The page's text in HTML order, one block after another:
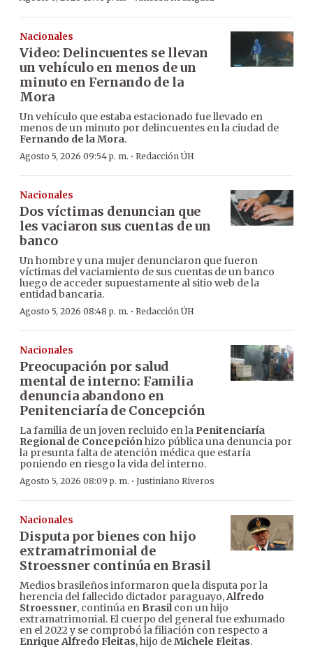
Nacionales
Video: Delincuentes se llevan
un vehículo en menos de un
minuto en Fernando de la
Mora
Un vehículo que estaba estacionado fue llevado en
menos de un minuto por delincuentes en la ciudad de
Fernando de la Mora.
Agosto 5, 2026 09:54 p. m. · Redacción ÚH
Nacionales
Dos víctimas denuncian que
les vaciaron sus cuentas de un
banco
Un hombre y una mujer denunciaron que fueron
víctimas del vaciamiento de sus cuentas de un banco
luego de acceder supuestamente al sitio web de la
entidad bancaria.
Agosto 5, 2026 08:48 p. m. · Redacción ÚH
Nacionales
Preocupación por salud
mental de interno: Familia
denuncia abandono en
Penitenciaría de Concepción
La familia de un joven recluido en la Penitenciaría
Regional de Concepciónhizo pública una denuncia por
la presunta falta de atención médica que estaría
poniendo en riesgo la vida del interno.
Agosto 5, 2026 08:09 p. m. · Justiniano Riveros
Nacionales
Disputa por bienes con hijo
extramatrimonial de
Stroessner continúa en Brasil
Medios brasileños informaron que la disputa por la
herencia del fallecido dictador paraguayo,Alfredo
Stroessner, continúa en Brasilcon un hijo
extramatrimonial. El cuerpo del general fue exhumado
en el 2022 y se comprobó la filiación con respecto a
Enrique Alfredo Fleitas, hijo deMichele Fleitas.